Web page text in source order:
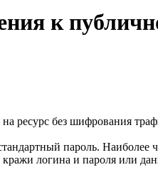
к
без шифрования
пароль. Наиболее
кражи логина и пароля или